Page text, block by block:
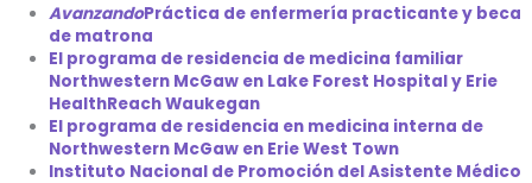
AvanzandoPráctica de enfermería practicante y beca
de matrona
El programa de residencia de medicina familiar
Northwestern McGaw en Lake Forest Hospital y Erie
HealthReach Waukegan
El programa de residencia en medicina interna de
Northwestern McGaw en Erie West Town
Instituto Nacional de Promoción del Asistente Médico